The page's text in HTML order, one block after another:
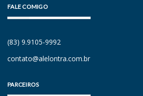
FALE COMIGO
(83) 9.9105-9992
contato@alelontra.com.br
PARCEIROS